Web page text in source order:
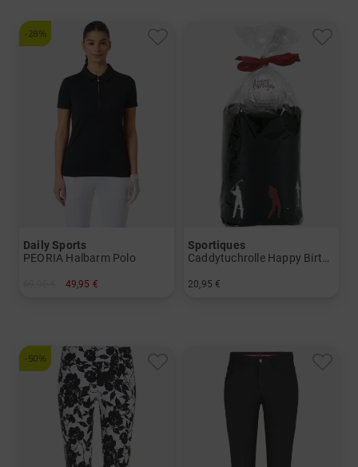
-28%
Daily Sports
PEORIA Halbarm Polo
49,95 €
Sportiques
20,95 €
-50%